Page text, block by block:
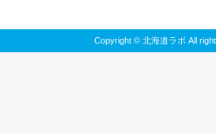
Copyright © 北海道ラボ All